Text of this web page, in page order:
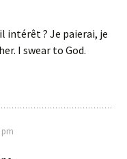
intérêt ? Je paierai, je
I swear to God.
pm